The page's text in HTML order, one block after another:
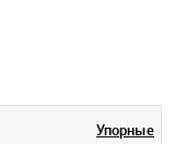
Упорные